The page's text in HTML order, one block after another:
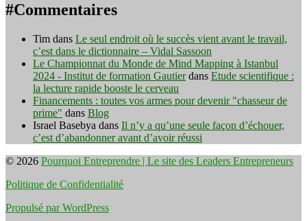
#Commentaires
Tim dans Le seul endroit où le succès vient avant le travail,
c’est dans le dictionnaire – Vidal Sassoon
Le Championnat du Monde de Mind Mapping à Istanbul
2024 - Institut de formation Gautierdans Etude scientifique :
la lecture rapide booste le cerveau
Financements : toutes vos armes pour devenir "chasseur de
prime" dans Blog
Israel Basebya dans Il n’y a qu’une seule façon d’échouer,
c’est d’abandonner avant d’avoir réussi
© 2026 Pourquoi Entreprendre | Le site des Leaders Entrepreneurs
Politique de Confidentialité
Propulsé par WordPress